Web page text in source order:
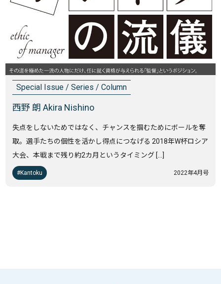
Special Issue / Series / Column
西野 朗 Akira Nishino
失点をしないためではなく、チャンスを掴むためにボールを奪
取。選手たちの個性を活かし得点につなげる 2018年W杯ロシア
大会、本戦まで残り約2カ月というタイミング […]
Kantoku 2022年4月号